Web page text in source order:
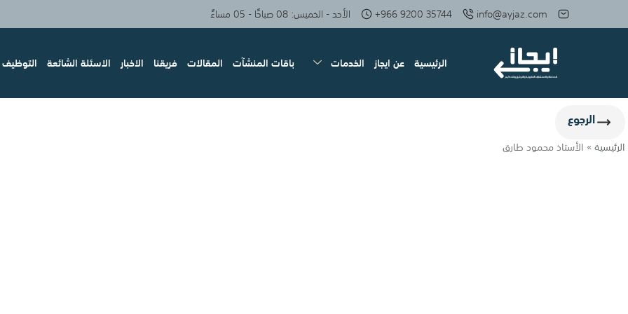
info@ayjaz.com
+966 9200 35744 الأحد - الخميس: 08 صباحًا - 05 مساءً
الرئيسية عن ايجاز الخدمات باقات المنشآت المقالات فريقنا الاخبار الاسئلة الشائعة
الرجوع
الرئيسية» الأستاذ محمود طارق